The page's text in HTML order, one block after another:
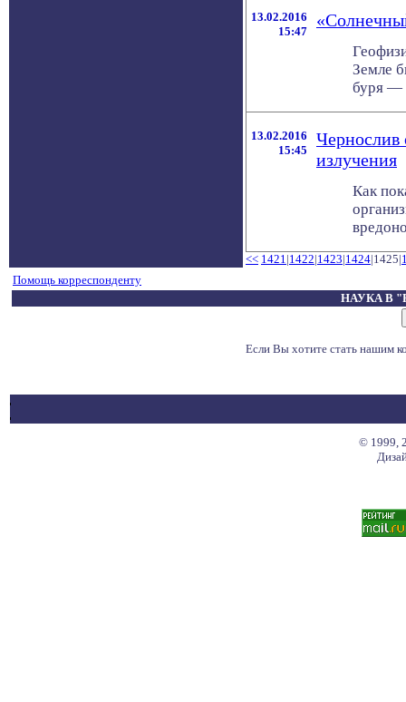
13.02.2016
15:47
Земле
буря —
13.02.2016
15:45
Чернослив
излучения
Как
<< 1421|1422|1423|1424|1425|
Помощь корреспонденту
НАУКА В
Если Вы хотите стать нашим
© 1999,